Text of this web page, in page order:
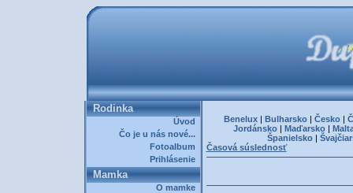
Rodinka
Úvod
Čo je u nás nové...
Fotoalbum
Prihlásenie
Mamka
O mamke
Benelux | Bulharsko | Česko |
Jordánsko | Maďarsko |
Španielsko|
Časová súslednosť